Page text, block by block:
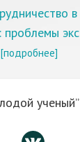
проблемы
[подробнее]